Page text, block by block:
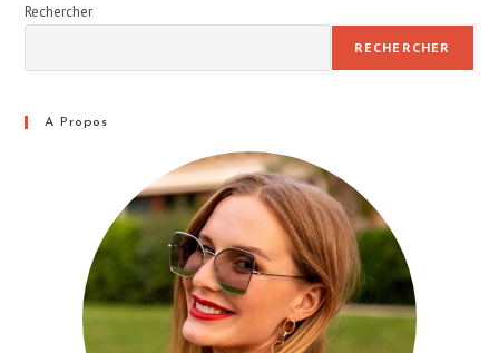
Rechercher
RECHERCHER
A Propos